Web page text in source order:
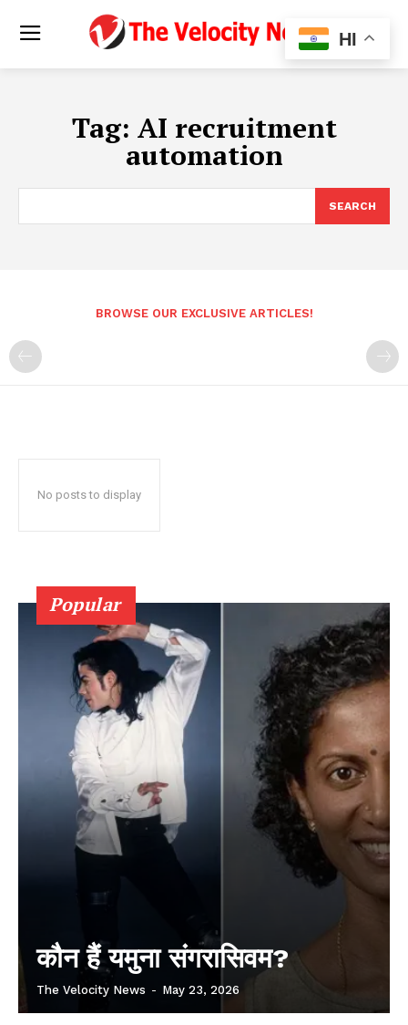
Tag: AI recruitment
automation
SEARCH
BROWSE OUR EXCLUSIVE ARTICLES!
No posts to display
Popular
कौन हैं यमुना संगरासिवम?
The Velocity News - May 23, 2026
HI